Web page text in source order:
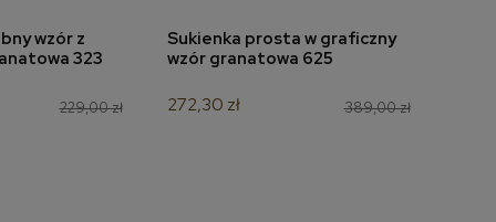
koszyka
wzór z
323
229,00 zł
dodaj do koszyka
Sukienka prosta w graficzny
wzór granatowa 625
389,00 zł
272,30 zł